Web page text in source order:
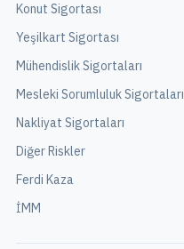
Konut Sigortası
Yeşilkart Sigortası
Mühendislik Sigortaları
Mesleki Sorumluluk Sigortaları
Nakliyat Sigortaları
Diğer Riskler
Ferdi Kaza
İMM